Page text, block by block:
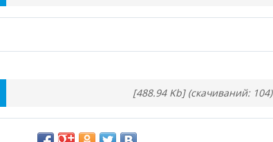
[488.94 Kb] (cкачиваний: 104)